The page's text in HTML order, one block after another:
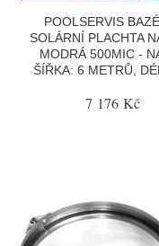
POOLSERVIS
SOLÁRNÍ PLACHTA
MODRÁ 500MIC -
ŠÍŘKA: 6 METRŮ,
7 176 Kč